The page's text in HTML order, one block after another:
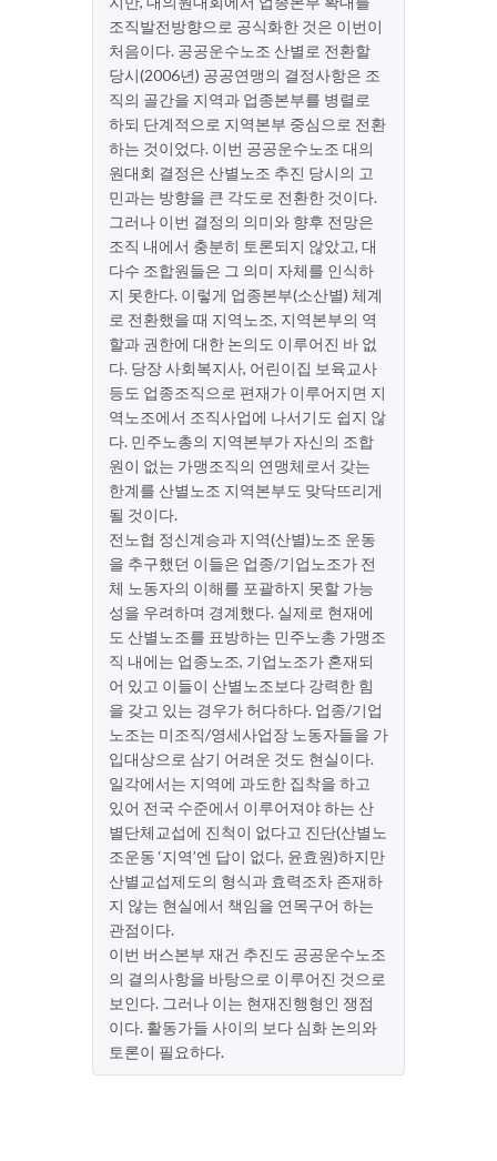
조직발전방향으로 공식화한 것은 이번이
처음이다. 공공운수노조 산별로 전환할
당시(2006년) 공공연맹의 결정사항은 조
직의 골간을 지역과 업종본부를 병렬로
하되 단계적으로 지역본부 중심으로 전환
하는 것이었다. 이번 공공운수노조 대의
원대회 결정은 산별노조 추진 당시의 고
민과는 방향을 큰 각도로 전환한 것이다.
그러나 이번 결정의 의미와 향후 전망은
조직 내에서 충분히 토론되지 않았고, 대
다수 조합원들은 그 의미 자체를 인식하
지 못한다. 이렇게 업종본부(소산별) 체계
로 전환했을 때 지역노조, 지역본부의 역
할과 권한에 대한 논의도 이루어진 바 없
다. 당장 사회복지사, 어린이집 보육교사
등도 업종조직으로 편재가 이루어지면 지
역노조에서 조직사업에 나서기도 쉽지 않
다. 민주노총의 지역본부가 자신의 조합
원이 없는 가맹조직의 연맹체로서 갖는
한계를 산별노조 지역본부도 맞닥뜨리게
될 것이다.
전노협 정신계승과 지역(산별)노조 운동
을 추구했던 이들은 업종/기업노조가 전
체 노동자의 이해를 포괄하지 못할 가능
성을 우려하며 경계했다. 실제로 현재에
도 산별노조를 표방하는 민주노총 가맹조
직 내에는 업종노조, 기업노조가 혼재되
어 있고 이들이 산별노조보다 강력한 힘
을 갖고 있는 경우가 허다하다. 업종/기업
노조는 미조직/영세사업장 노동자들을 가
입대상으로 삼기 어려운 것도 현실이다.
일각에서는 지역에 과도한 집착을 하고
있어 전국 수준에서 이루어져야 하는 산
별단체교섭에 진척이 없다고 진단(산별노
조운동 ‘지역’엔 답이 없다, 윤효원)하지만
산별교섭제도의 형식과 효력조차 존재하
지 않는 현실에서 책임을 연목구어 하는
관점이다.
이번 버스본부 재건 추진도 공공운수노조
의 결의사항을 바탕으로 이루어진 것으로
보인다. 그러나 이는 현재진행형인 쟁점
이다. 활동가들 사이의 보다 심화 논의와
토론이 필요하다.